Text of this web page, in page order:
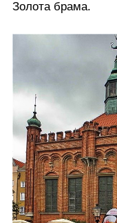
Золота брама.